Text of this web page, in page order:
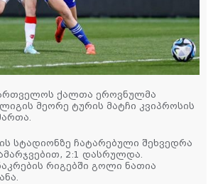
ქალთა ეროვნულმა
მეორე ტურის მატჩი კვიპროსის
სტადიონზე ჩატარებული შეხვედრა
2:1 დასრულდა.
რიგებში გოლი ნათია